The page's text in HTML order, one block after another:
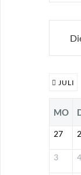
JULI
MO
27
3 4